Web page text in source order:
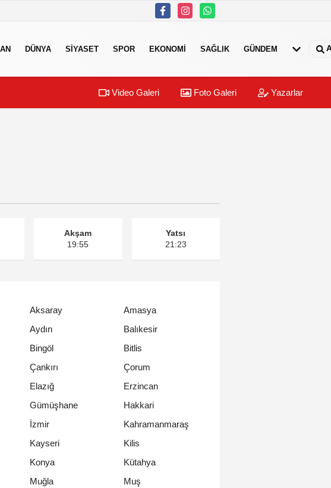
DÜNYA SIYASET SPOR EKONOMI SAĞLIK GÜNDEM
Video Galeri Foto Galeri Yazarlar
Akşam
19:55
Yatsı
21:23
Aksaray
Amasya
Aydın
Balıkesir
Bingöl
Bitlis
Çankırı
Çorum
Elazığ
Erzincan
Gümüşhane
Hakkari
İzmir
Kahramanmaraş
Kayseri
Kilis
Konya
Kütahya
Muğla
Muş